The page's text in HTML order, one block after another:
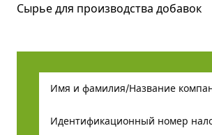
Сырье для производства добавок